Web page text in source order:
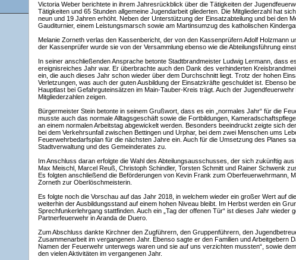
Victoria Weber berichtete in ihrem Jahresrückblick über die Tätigkeiten der
Tätigkeiten und 65 Stunden allgemeine Jugendarbeit gliederten. Die Mitgliederzahl hat
neun und 19 Jahren erhöht. Neben der Unterstützung der Einsatzabteilung und bei den
Gauditurnier, einem Leistungsmarsch sowie am Martinsumzug des katholischen
Melanie Zorneth verlas den Kassenbericht, der von den Kassenprüfern Adolf Holzmann
der Kassenprüfer wurde sie von der Versammlung ebenso wie die Abteilungsführung
In seiner anschließenden Ansprache betonte Stadtbrandmeister Ludwig Lermann, dass
ereignisreiches Jahr war. Er überbrachte auch den Dank des verhinderten
ein, die auch dieses Jahr schon wieder über dem Durchschnitt liegt. Trotz der hohen
Verletzungen, was auch der guten Ausbildung der Einsatzkräfte geschuldet ist. Ebenso
Hauptlast bei Gefahrguteinsätzen im Main-Tauber-Kreis trägt. Auch der
Mitgliederzahlen zeigen.
Bürgermeister Stein betonte in seinem Grußwort, dass es ein „normales Jahr“ für die
musste auch das normale Alltagsgeschäft sowie die Fortbildungen,
an einem normalen Arbeitstag abgewickelt werden. Besonders beeindruckt zeigte sich
bei dem Verkehrsunfall zwischen Bettingen und Urphar, bei dem zwei Menschen ums
Feuerwehrbedarfsplan für die nächsten Jahre ein. Auch für die Umsetzung des Planes
Stadtverwaltung und des Gemeinderates zu.
Im Anschluss daran erfolgte die Wahl des Abteilungsausschusses, der sich zukünftig
Max Meischl, Marcel Reuß, Christoph Schindler, Torsten Schmitt und Rainer Schwenk
Es folgten anschließend die Beförderungen von Kevin Frank zum Oberfeuerwehrmann,
Zorneth zur Oberlöschmeisterin.
Es folgte noch die Vorschau auf das Jahr 2018, in welchem wieder ein großer Wert auf
weiterhin der Ausbildungsstand auf einem hohen Niveau bleibt. Im Herbst werden ein
Sprechfunkerlehrgang stattfinden. Auch ein „Tag der offenen Tür“ ist dieses Jahr wieder
Partnerfeuerwehr in Aranda de Duero.
Zum Abschluss dankte Kirchner den Zugführern, den Gruppenführern, den
Zusammenarbeit im vergangenen Jahr. Ebenso sagte er den Familien und Arbeitgebern
Namen der Feuerwehr unterwegs waren und sie auf uns verzichten mussten“, sowie
den vielen Aktivitäten im vergangenen Jahr.